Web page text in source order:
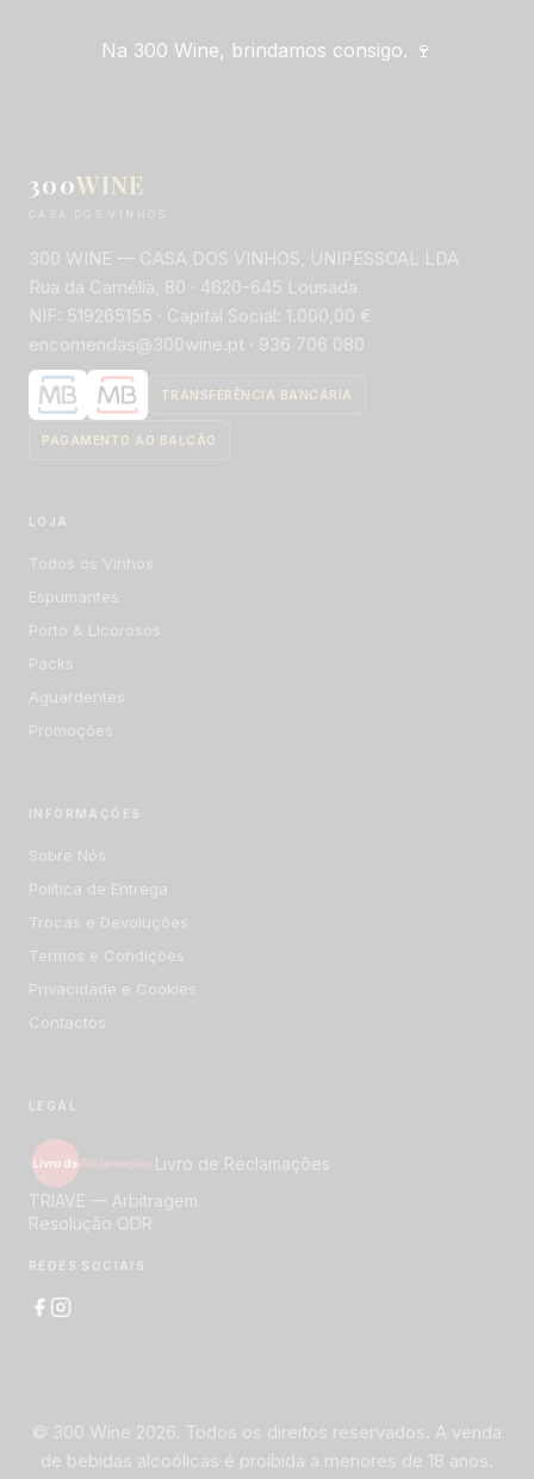
Na 300 Wine, brindamos consigo. 🍷
300WINE
CASA DOS VINHOS
300 WINE — CASA DOS VINHOS, UNIPESSOAL LDA
Rua da Camélia, 80 · 4620-645 Lousada
NIF: 519265155 · Capital Social: 1.000,00 €
encomendas@300wine.pt · 936 706 080
LOJA
Todos os Vinhos
Espumantes
Porto & Licorosos
Packs
Aguardentes
Promoções
INFORMAÇÕES
Sobre Nós
Política de Entrega
Trocas e Devoluções
Termos e Condições
Privacidade e Cookies
Contactos
LEGAL
Livro de Reclamações
TRIAVE — Arbitragem
Resolução ODR
REDES SOCIAIS
© 300 Wine 2026. Todos os direitos reservados. A venda
de bebidas alcoólicas é proibida a menores de 18 anos.